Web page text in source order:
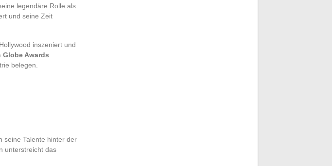
legendäre Rolle als
und seine Zeit
inszeniert und
Globe Awards
belegen.
seine Talente hinter der
unterstreicht das